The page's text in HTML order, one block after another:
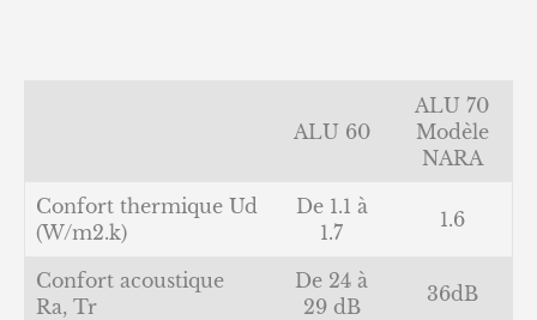
ALU 60
ALU 70
Modèle
NARA
Confort thermique Ud
(W/m2.k)
De 1.1 à
1.7
1.6
Confort acoustique
Ra, Tr
De 24 à
29 dB
36dB